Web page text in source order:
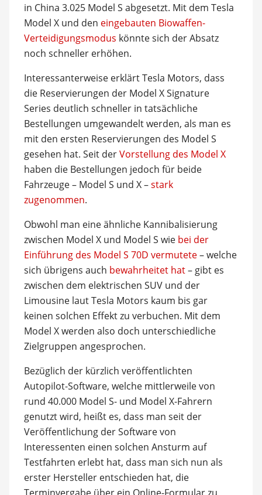
in China 3.025 Model S abgesetzt. Mit dem Tesla
Model X und den eingebauten Biowaffen-
Verteidigungsmodus könnte sich der Absatz
noch schneller erhöhen.
Interessanterweise erklärt Tesla Motors, dass
die Reservierungen der Model X Signature
Series deutlich schneller in tatsächliche
Bestellungen umgewandelt werden, als man es
mit den ersten Reservierungen des Model S
gesehen hat. Seit derVorstellung des Model X
haben die Bestellungen jedoch für beide
Fahrzeuge – Model S und X –stark
zugenommen.
Obwohl man eine ähnliche Kannibalisierung
zwischen Model X und Model S wie bei der
Einführung des Model S 70D vermutete– welche
sich übrigens auch bewahrheitet hat– gibt es
zwischen dem elektrischen SUV und der
Limousine laut Tesla Motors kaum bis gar
keinen solchen Effekt zu verbuchen. Mit dem
Model X werden also doch unterschiedliche
Zielgruppen angesprochen.
Bezüglich der kürzlich veröffentlichten
Autopilot-Software, welche mittlerweile von
rund 40.000 Model S- und Model X-Fahrern
genutzt wird, heißt es, dass man seit der
Veröffentlichung der Software von
Interessenten einen solchen Ansturm auf
Testfahrten erlebt hat, dass man sich nun als
erster Hersteller entschieden hat, die
Terminvergabe über ein Online-Formular zu